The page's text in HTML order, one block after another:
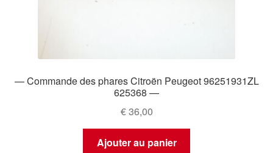
— Commande des phares Citroën Peugeot 96251931ZL
625368 —
€36,00
Ajouter au panier